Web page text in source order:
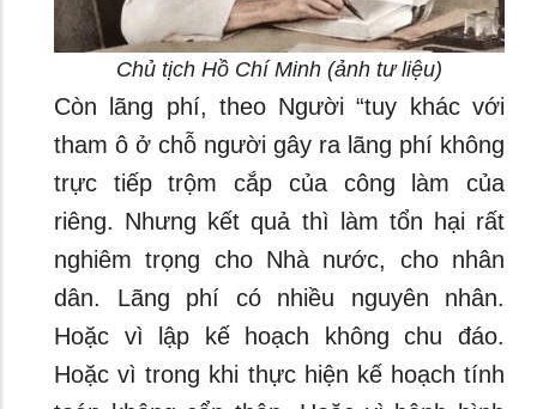
Chủ tịch Hồ Chí Minh (ảnh tư liệu)
Còn lãng phí, theo Người “tuy khác với
tham ô ở chỗ người gây ra lãng phí không
trực tiếp trộm cắp của công làm của
riêng. Nhưng kết quả thì làm tổn hại rất
nghiêm trọng cho Nhà nước, cho nhân
dân. Lãng phí có nhiều nguyên nhân.
Hoặc vì lập kế hoạch không chu đáo.
Hoặc vì trong khi thực hiện kế hoạch tính